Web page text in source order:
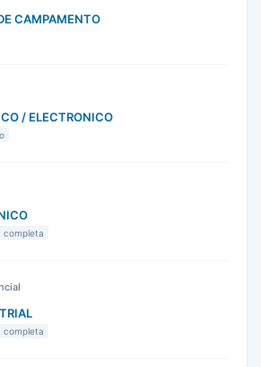
CAMPAMENTO
/ ELECTRONICO
completa
completa